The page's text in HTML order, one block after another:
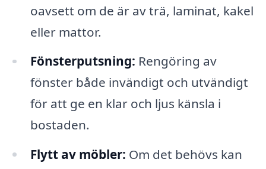
oavsett om de är av trä, laminat, kakel
eller mattor.
Fönsterputsning: Rengöring av
fönster både invändigt och utvändigt
för att ge en klar och ljus känsla i
bostaden.
Flytt av möbler: Om det behövs kan